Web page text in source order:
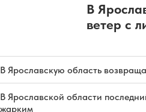
В
ветер с
В Ярославскую область
В Ярославской области
жарким